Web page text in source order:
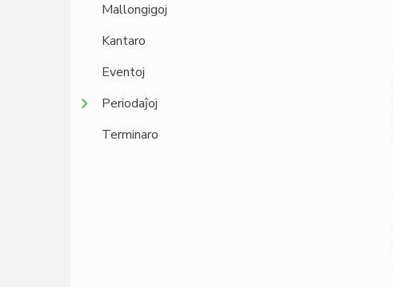
Mallongigoj
Kantaro
Eventoj
Periodaĵoj
Terminaro